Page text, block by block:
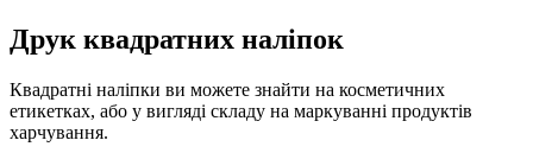
Друк квадратних наліпок
Квадратні наліпки ви можете знайти на косметичних
етикетках, або у вигляді складу на маркуванні продуктів
харчування.